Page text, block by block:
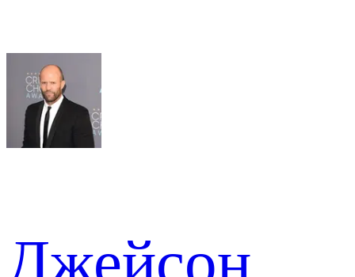
Джейсон